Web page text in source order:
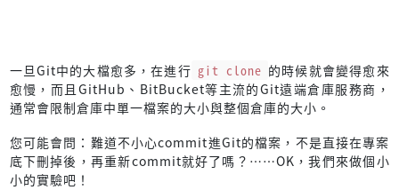
一旦Git中的大檔愈多，在進行 git clone 的時候就會變得愈來
愈慢，而且GitHub、BitBucket等主流的Git遠端倉庫服務商，
通常會限制倉庫中單一檔案的大小與整個倉庫的大小。
您可能會問：難道不小心commit進Git的檔案，不是直接在專案
底下刪掉後，再重新commit就好了嗎？……OK，我們來做個小
小的實驗吧！